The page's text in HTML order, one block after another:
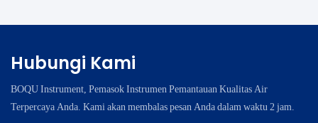
Hubungi Kami
BOQU Instrument, Pemasok Instrumen Pemantauan Kualitas Air
Terpercaya Anda. Kami akan membalas pesan Anda dalam waktu 2 jam.